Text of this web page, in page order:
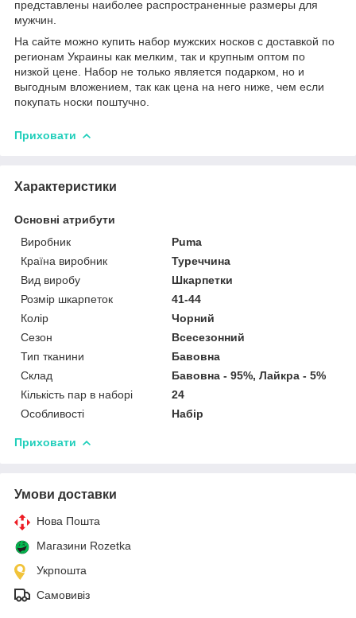
представлены наиболее распространенные размеры для
мужчин.
На сайте можно купить набор мужских носков с доставкой по
регионам Украины как мелким, так и крупным оптом по
низкой цене. Набор не только является подарком, но и
выгодным вложением, так как цена на него ниже, чем если
покупать носки поштучно.
Приховати
Характеристики
Основні атрибути
Виробник
Puma
Країна виробник
Туреччина
Вид виробу
Шкарпетки
Розмір шкарпеток
41-44
Колір
Чорний
Сезон
Всесезонний
Тип тканини
Бавовна
Склад
Бавовна - 95%, Лайкра - 5%
Кількість пар в наборі
24
Особливості
Набір
Приховати
Умови доставки
Нова Пошта
Магазини Rozetka
Укрпошта
Самовивіз